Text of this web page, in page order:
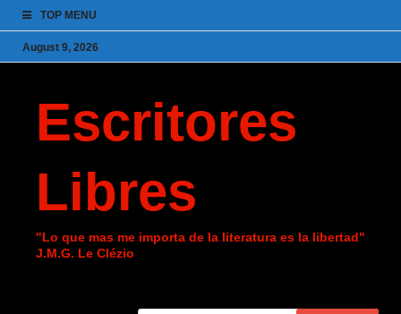
TOP MENU
August 9, 2026
Escritores
Libres
"Lo que mas me importa de la literatura es la libertad"
J.M.G. Le Clézio